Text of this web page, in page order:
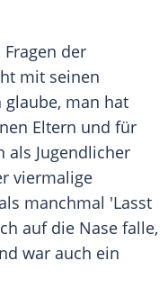
Fragen der
mit seinen
glaube, man hat
Eltern und für
als Jugendlicher
viermalige
manchmal 'Lasst
auf die Nase falle,
war auch ein